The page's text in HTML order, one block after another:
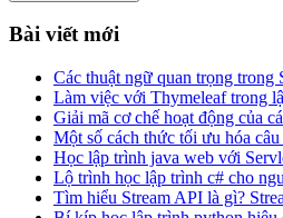
Bài viết mới
Các thuật ngữ quan trọng trong
Làm việc với Thymeleaf trong
Giải mã cơ chế hoạt động của
Một số cách thức tối ưu hóa
Học lập trình java web với
Lộ trình học lập trình c# cho
Tìm hiểu Stream API là gì?